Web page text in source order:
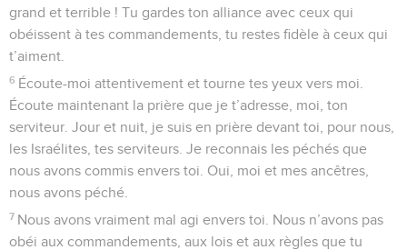
grand et terrible ! Tu gardes ton alliance avec ceux qui
obéissent à tes commandements, tu restes fidèle à ceux qui
t’aiment.
6 Écoute-moi attentivement et tourne tes yeux vers moi.
Écoute maintenant la prière que je t’adresse, moi, ton
serviteur. Jour et nuit, je suis en prière devant toi, pour nous,
les Israélites, tes serviteurs. Je reconnais les péchés que
nous avons commis envers toi. Oui, moi et mes ancêtres,
nous avons péché.
7 Nous avons vraiment mal agi envers toi. Nous n’avons pas
obéi aux commandements, aux lois et aux règles que tu